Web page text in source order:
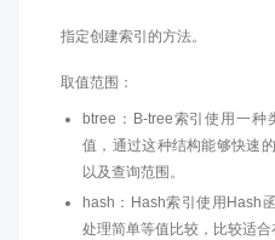
指定创建索引的方法。
取值范围：
btree：B-tree索引使用一
值，通过这种结构能够快速
以及查询范围。
hash：Hash索引使用Hash
处理简单等值比较，比较适合